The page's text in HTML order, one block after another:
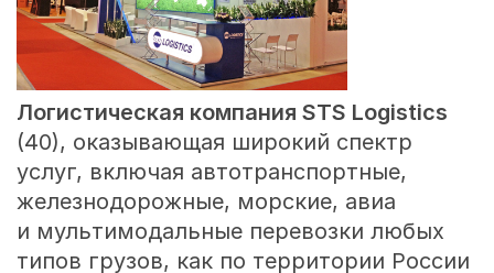
Логистическая компания STS Logistics
(40), оказывающая широкий спектр
услуг, включая автотранспортные,
железнодорожные, морские, авиа
и мультимодальные перевозки любых
типов грузов, как по территории России